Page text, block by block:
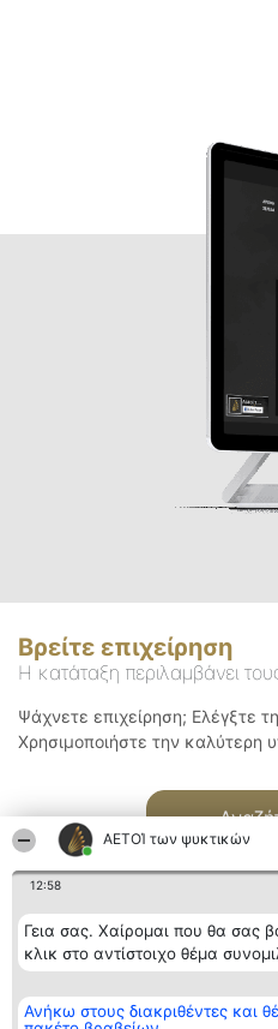
ΑΕΤΟΊ των ψυκτικών
12:58
Γεια σας. Χαίρομαι που θα σας
κλικ στο αντίστοιχο θέμα
Ανήκω στους διακριθέντες και
Βρείτε επιχείρηση
Η κατάταξη περιλαμβάνει
Ψάχνετε επιχείρηση; Ελέγξτε
Χρησιμοποιήστε την καλύτερη
Διοργανωτής της
κατάταξης